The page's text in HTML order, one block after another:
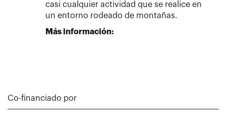
casi cualquier actividad que se realice en
un entorno rodeado de montañas.
Más información:
Co-financiado por